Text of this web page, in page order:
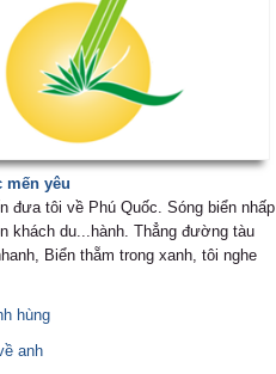
mến yêu
đưa tôi về Phú Quốc. Sóng biển nhấp
khách du...hành. Thẳng đường tàu
Biển thẵm trong xanh, tôi nghe
hùng
anh